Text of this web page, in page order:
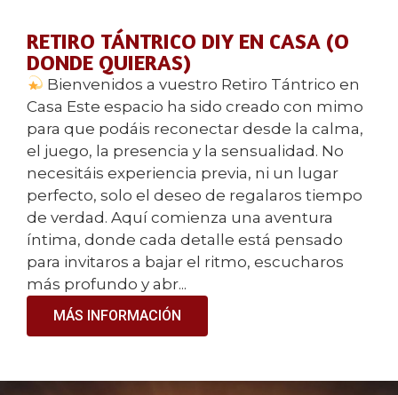
RETIRO TÁNTRICO DIY EN CASA (O
DONDE QUIERAS)
Bienvenidos a vuestro Retiro Tántrico en
Casa Este espacio ha sido creado con mimo
para que podáis reconectar desde la calma,
el juego, la presencia y la sensualidad. No
necesitáis experiencia previa, ni un lugar
perfecto, solo el deseo de regalaros tiempo
de verdad. Aquí comienza una aventura
íntima, donde cada detalle está pensado
para invitaros a bajar el ritmo, escucharos
más profundo y abr...
MÁS INFORMACIÓN